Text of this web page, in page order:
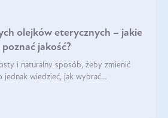
olejków eterycznych – jakie
jakość?
i naturalny sposób, żeby zmienić
jednak wiedzieć, jak wybrać